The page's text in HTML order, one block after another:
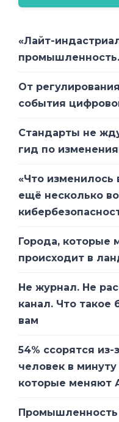
«Лайт-
От
события
Стандарты не
гид по
«Что изменилось
ещё несколько
Города, которые
происходит в
Не журнал. Не
канал. Что такое
вам
54% ссорятся
человек в
которые меняют
Промышленность